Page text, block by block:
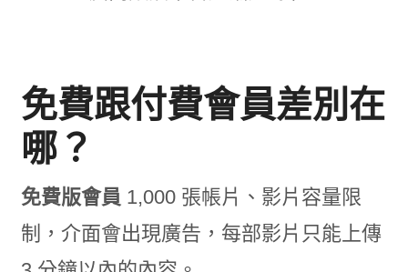
免費跟付費會員差別在
哪？
免費版會員 1,000 張帳片、影片容量限
制，介面會出現廣告，每部影片只能上傳